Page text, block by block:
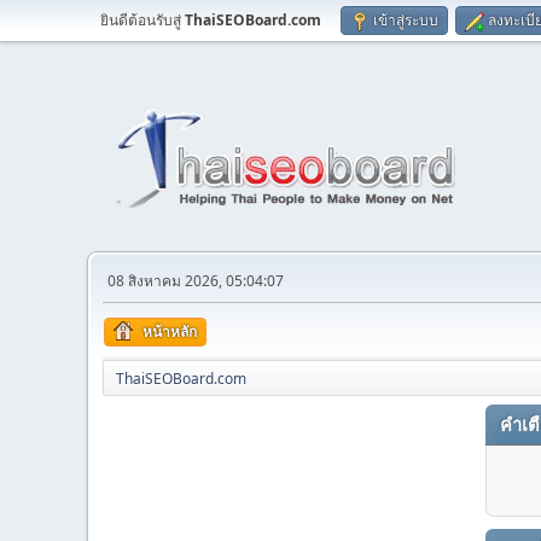
ยินดีต้อนรับสู่ThaiSEOBoard.com เข้าสู่ระบบ ลงทะเบี
08 สิงหาคม 2026, 05:04:07
หน้าหลัก
ThaiSEOBoard.com
คำเ